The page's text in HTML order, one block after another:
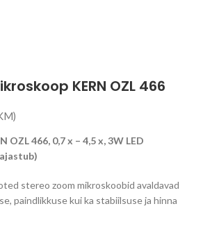
KERN OZL 466
466, 0,7 x – 4,5 x, 3W LED
stereo zoom mikroskoobid avaldavad
paindlikkuse kui ka stabiilsuse ja hinna